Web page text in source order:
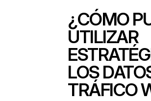
¿CÓMO
UTILIZAR
LOS
TRÁFICO